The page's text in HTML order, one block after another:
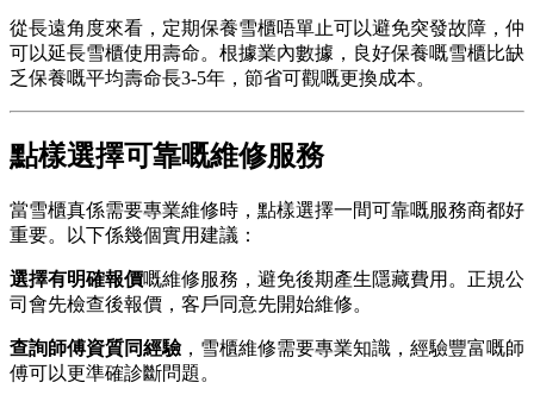
從長遠角度來看，定期保養雪櫃唔單止可以避免突發故障，仲
可以延長雪櫃使用壽命。根據業內數據，良好保養嘅雪櫃比缺
乏保養嘅平均壽命長3-5年，節省可觀嘅更換成本。
點樣選擇可靠嘅維修服務
當雪櫃真係需要專業維修時，點樣選擇一間可靠嘅服務商都好
重要。以下係幾個實用建議：
選擇有明確報價嘅維修服務，避免後期產生隱藏費用。正規公
司會先檢查後報價，客戶同意先開始維修。
查詢師傅資質同經驗，雪櫃維修需要專業知識，經驗豐富嘅師
傅可以更準確診斷問題。